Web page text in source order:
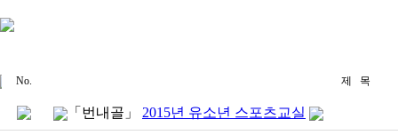
No. 제 목
「번내골」 2015년 유소년 스포츠교실